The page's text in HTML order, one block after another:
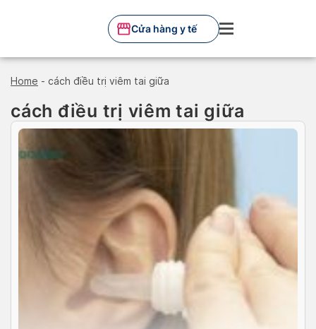
Cửa hàng y tế
Home - cách điều trị viêm tai giữa
cách điều trị viêm tai giữa